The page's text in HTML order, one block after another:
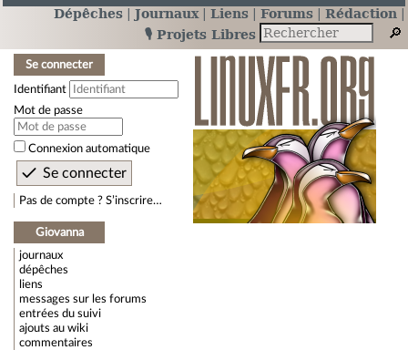
Dépêches Journaux Liens Forums
Rédaction
🎙️ Projets Libres
Se connecter
Identifiant
Mot de passe
Connexion automatique
Pas de compte ? S’inscrire…
Giovanna
journaux
dépêches
liens
messages sur les forums
entrées du suivi
ajouts au wiki
commentaires